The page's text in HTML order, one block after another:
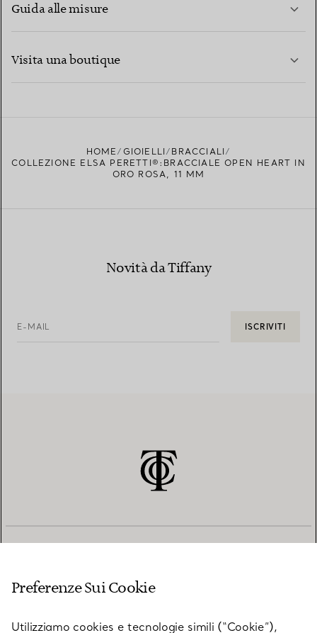
Guida alle misure
Visita una boutique
HOME GIOIELLI
BRACCIALI
COLLEZIONE ELSA PERETTI®:BRACCIALE OPEN HEART IN
ORO ROSA, 11 MM
Novità da Tiffany
E-MAIL ISCRIVITI
Preferenze Sui Cookie
Utilizziamo cookies e tecnologie simili (“Cookie”),